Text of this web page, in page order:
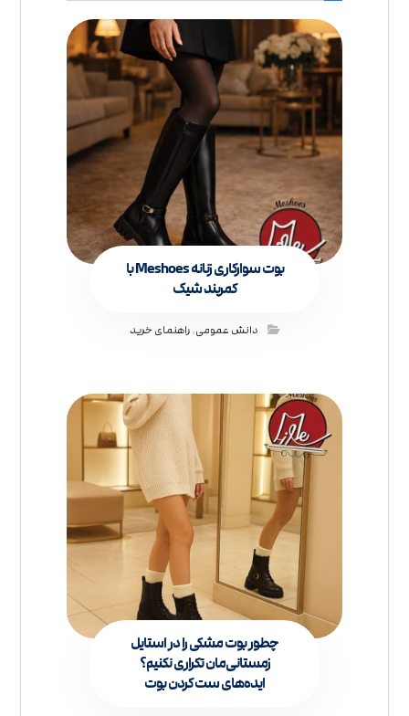
بوت سوارکاری زنانه Meshoes با
کمربند شیک
دانش عمومی,راهنمای خرید
چطور بوت مشکی را در استایل‌
زمستانی‌مان تکراری نکنیم؟
ایده‌های ست کردن بوت